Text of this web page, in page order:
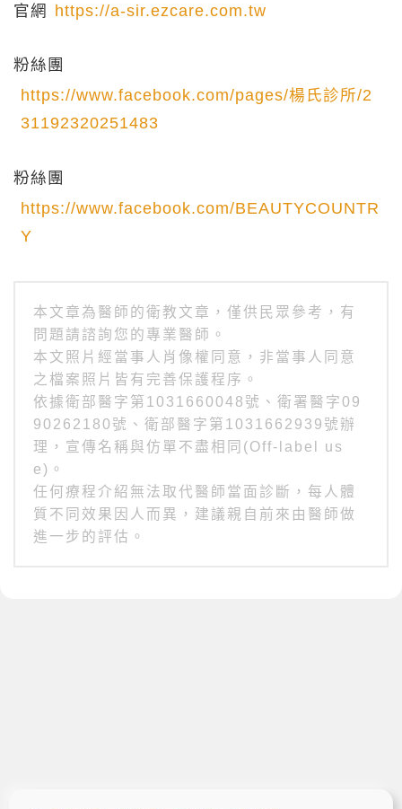
官網 https://a-sir.ezcare.com.tw
粉絲團
https://www.facebook.com/pages/楊氏診所/2
31192320251483
粉絲團
https://www.facebook.com/BEAUTYCOUNTR
Y
本文章為醫師的衛教文章，僅供民眾參考，有
問題請諮詢您的專業醫師。
本文照片經當事人肖像權同意，非當事人同意
之檔案照片皆有完善保護程序。
依據衛部醫字第1031660048號、衛署醫字09
90262180號、衛部醫字第1031662939號辦
理，宣傳名稱與仿單不盡相同(Off-label us
e)。
任何療程介紹無法取代醫師當面診斷，每人體
質不同效果因人而異，建議親自前來由醫師做
進一步的評估。